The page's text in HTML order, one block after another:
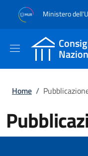
al contenuto
to footer content
Ministero
Briciole di
Home /